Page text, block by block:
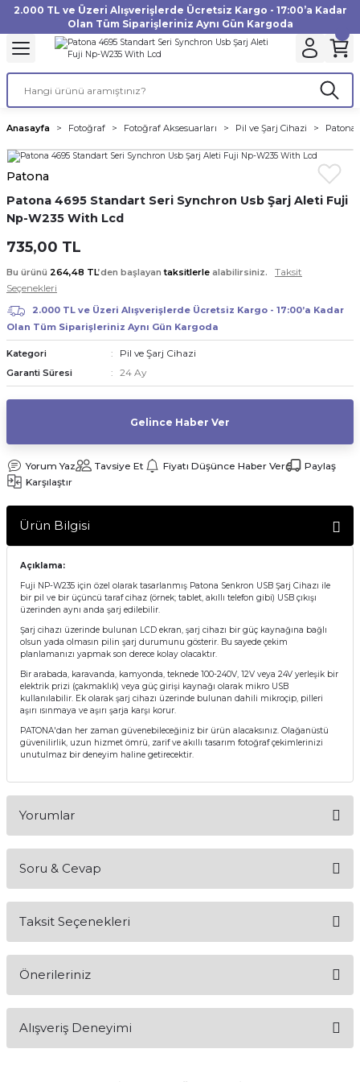
2.000 TL ve Üzeri Alışverişlerde Ücretsiz Kargo - 17:00’a Kadar
Olan Tüm Siparişleriniz Aynı Gün Kargoda
Geri Dön
Makinesi
Geri Dön
Geri Dön
Geri Dön
Geri Dön
Geri Dön
Geri Dön
Geri Dön
Geri Dön
Geri Dön
Geri Dön
Aksesuarları
Geri Dön
Anasayfa Fotoğraf Fotoğraf Aksesuarları Pil ve Şarj Cihazi Patona
Patona
Patona 4695 Standart Seri Synchron Usb Şarj Aleti Fuji
Np-W235 With Lcd
735,00 TL
Bu ürünü 264,48 TL’den başlayantaksitlerle alabilirsiniz.
Taksit
Seçenekleri
2.000 TL ve Üzeri Alışverişlerde Ücretsiz Kargo - 17:00’a Kadar
Olan Tüm Siparişleriniz Aynı Gün Kargoda
Kategori Pil ve Şarj Cihazi
Garanti Süresi 24 Ay
Gelince Haber Ver
Yorum Yaz Tavsiye Et Fiyatı Düşünce Haber Ver
Paylaş
Karşılaştır
Ürün Bilgisi
Açıklama:
Fuji NP-W235 için özel olarak tasarlanmış Patona Senkron USB Şarj Cihazı ile
bir pil ve bir üçüncü taraf cihaz (örnek; tablet, akıllı telefon gibi) USB çıkışı
üzerinden aynı anda şarj edilebilir.
Şarj cihazı üzerinde bulunan LCD ekran, şarj cihazı bir güç kaynağına bağlı
olsun yada olmasın pilin şarj durumunu gösterir. Bu sayede çekim
planlamanızı yapmak son derece kolay olacaktır.
Bir arabada, karavanda, kamyonda, teknede 100-240V, 12V veya 24V yerleşik bir
elektrik prizi (çakmaklık) veya güç girişi kaynağı olarak mikro USB
kullanılabilir. Ek olarak şarj cihazı üzerinde bulunan dahili mikroçip, pilleri
aşırı ısınmaya ve aşırı şarja karşı korur.
PATONA'dan her zaman güvenebileceğiniz bir ürün alacaksınız. Olağanüstü
güvenilirlik, uzun hizmet ömrü, zarif ve akıllı tasarım fotoğraf çekimlerinizi
unutulmaz bir deneyim haline getirecektir.
Yorumlar
Soru & Cevap
Taksit Seçenekleri
Önerileriniz
konularda yetersiz gördüğünüz noktaları öneri formunu
kullanarak tarafımıza iletebilirsiniz.
Alışveriş Deneyimi